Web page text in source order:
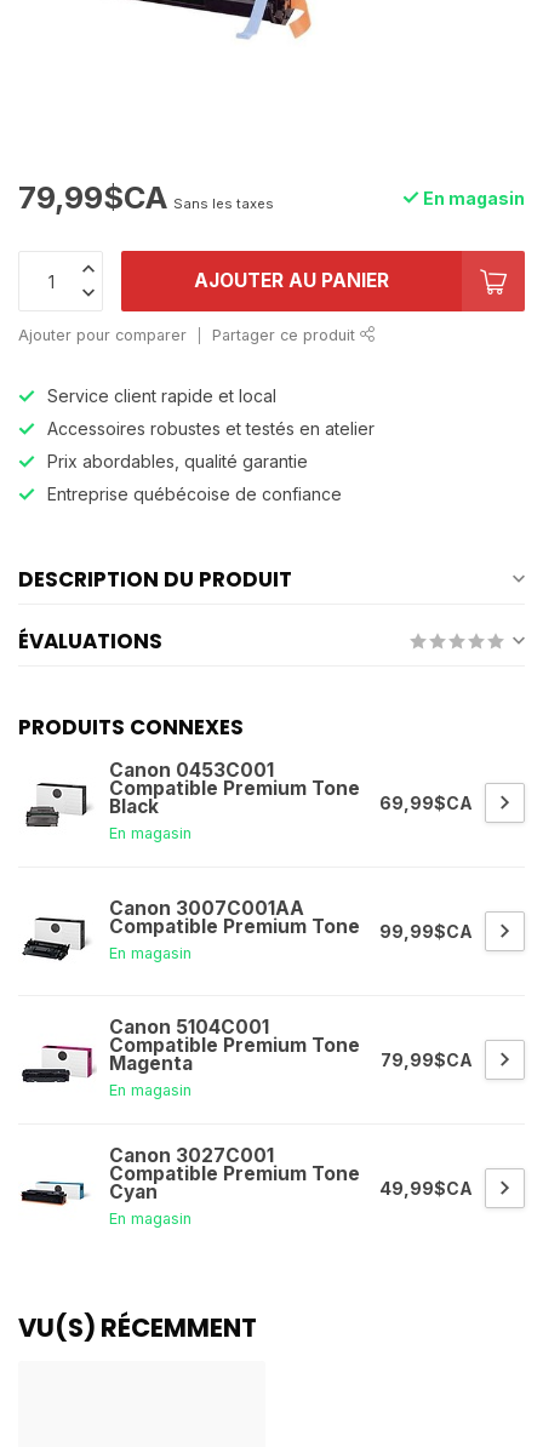
79,99$CA Sans les taxes En magasin
AJOUTER AU PANIER
Ajouter pour comparer Partager ce produit
Service client rapide et local
Accessoires robustes et testés en atelier
Prix abordables, qualité garantie
Entreprise québécoise de confiance
DESCRIPTION DU PRODUIT
ÉVALUATIONS
PRODUITS CONNEXES
Canon 0453C001
Compatible Premium Tone
Black
En magasin
69,99$CA
Canon 3007C001AA
Compatible Premium Tone
En magasin
99,99$CA
Canon 5104C001
Compatible Premium Tone
Magenta
En magasin
79,99$CA
Canon 3027C001
Compatible Premium Tone
Cyan
En magasin
49,99$CA
VU(S) RÉCEMMENT